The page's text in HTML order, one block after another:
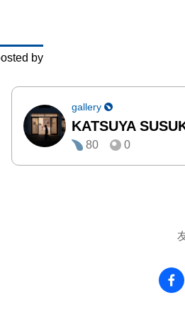
by
gallery
KATSUYA
80
0